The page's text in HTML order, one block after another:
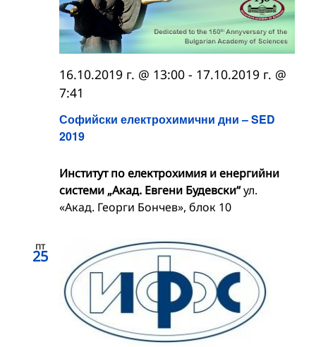
Софийски електрохимични дни – SED
2019
16.10.2019 г. @ 13:00 - 17.10.2019 г. @
7:41
Институт по електрохимия и енергийни
системи „Акад. Евгени Будевски“ул.
«Акад. Георги Бончев», блок 10
пт
25